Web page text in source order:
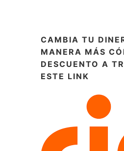
CAMBIA TU
MANERA MÁS
DESCUENTO A
ESTE LINK